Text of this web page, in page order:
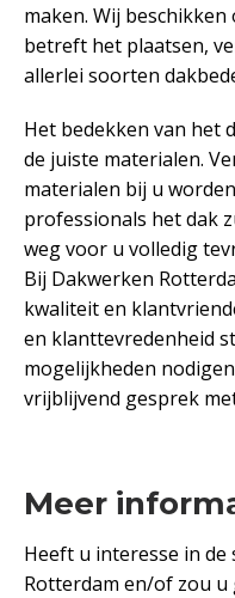
maken. Wij
betreft het plaatsen,
allerlei soorten
Het bedekken van het
de juiste materialen.
materialen bij u
professionals het dak
weg voor u volledig
Bij Dakwerken
kwaliteit en
en klanttevredenheid
mogelijkheden
vrijblijvend gesprek
Meer
Heeft u interesse in de
Rotterdam en/of zou